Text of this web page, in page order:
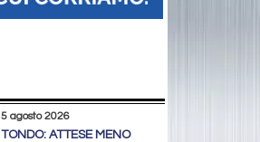
5 agosto 2026
TONDO: ATTESE MENO